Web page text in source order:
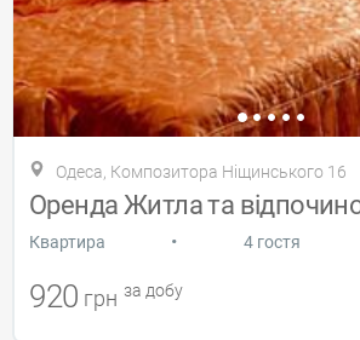
Одеса, Композитора Ніщинського 16
Оренда Житла та
Квартира • 4 гостя
920 грн за добу